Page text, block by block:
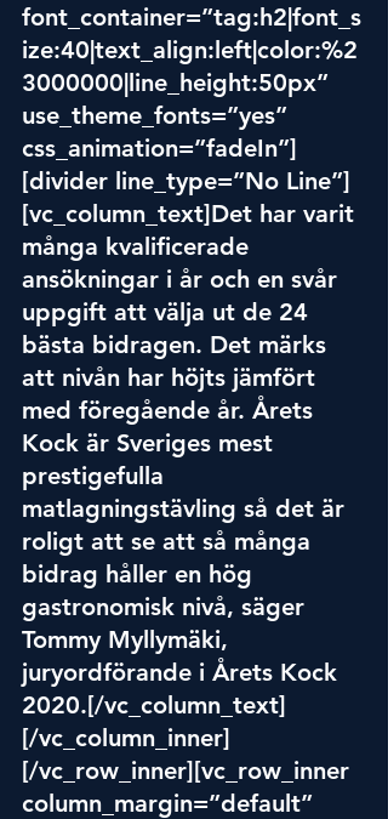
font_container=”tag:h2|font_s
ize:40|text_align:left|color:%2
3000000|line _height:50px”
use_theme_fonts=”yes”
css_animation=”fadeIn”]
[divider line_type=”No Line”]
[vc_column_text]Det har varit
många kvalificerade
ansökningar i år och en svår
uppgift att välja ut de 24
bästa bidragen. Det märks
att nivån har höjts jämfört
med föregående år. Årets
Kock är Sveriges mest
prestigefulla
matlagningstävling så det är
roligt att se att så många
bidrag håller en hög
gastronomisk nivå, säger
Tommy Myllymäki,
juryordförande i Årets Kock
2020.[/vc_column_text]
[/vc_column_inner]
[/vc_row_inner][vc_row_inner
column_margin=”default”